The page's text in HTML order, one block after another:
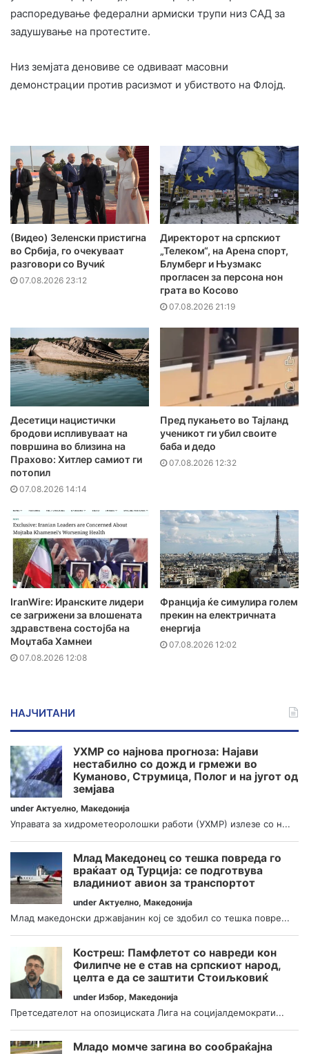
распоредување федерални армиски трупи низ САД за
задушување на протестите.
Низ земјата деновиве се одвиваат масовни
демонстрации против расизмот и убиството на Флојд.
(Видео) Зеленски пристигна
во Србија, го очекуваат
разговори со Вучиќ
07.08.2026 23:12
Директорот на српскиот
„Телеком“, на Арена спорт,
Блумберг и Њузмакс
прогласен за персона нон
грата во Косово
07.08.2026 21:19
Десетици нацистички
бродови испливуваат на
површина во близина на
Прахово: Хитлер самиот ги
потопил
07.08.2026 14:14
Пред пукањето во Тајланд
ученикот ги убил своите
баба и дедо
07.08.2026 12:32
IranWire: Иранските лидери
се загрижени за влошената
здравствена состојба на
Моџтаба Хамнеи
07.08.2026 12:08
Франција ќе симулира голем
прекин на електричната
енергија
07.08.2026 12:02
НАЈЧИТАНИ
УХМР со најнова прогноза: Најави
нестабилно со дожд и грмежи во
Куманово, Струмица, Полог и на југот од
земјава
under Актуелно, Македонија
Управата за хидрометеоролошки работи (УХМР) излезе со н...
Млад Македонец со тешка повреда го
враќаат од Турција: се подготвува
владиниот авион за транспортот
under Актуелно, Македонија
Млад македонски државјанин кој се здобил со тешка повре...
Костреш: Памфлетот со навреди кон
Филипче не е став на српскиот народ,
целта е да се заштити Стоиљковиќ
under Избор, Македонија
Претседателот на опозициската Лига на социјалдемократи...
Младо момче загина во сообраќајна